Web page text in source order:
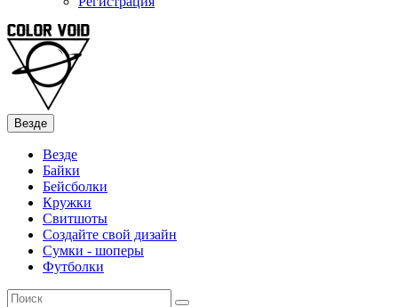
Везде
Везде
Байки
Бейсболки
Кружки
Свитшоты
Создайте свой дизайн
Сумки - шоперы
Футболки